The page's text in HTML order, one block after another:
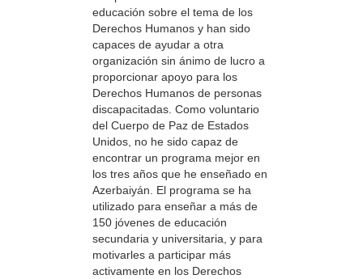
educación sobre el tema de los
Derechos Humanos y han sido
capaces de ayudar a otra
organización sin ánimo de lucro a
proporcionar apoyo para los
Derechos Humanos de personas
discapacitadas. Como voluntario
del Cuerpo de Paz de Estados
Unidos, no he sido capaz de
encontrar un programa mejor en
los tres años que he enseñado en
Azerbaiyán. El programa se ha
utilizado para enseñar a más de
150 jóvenes de educación
secundaria y universitaria, y para
motivarles a participar más
activamente en los Derechos